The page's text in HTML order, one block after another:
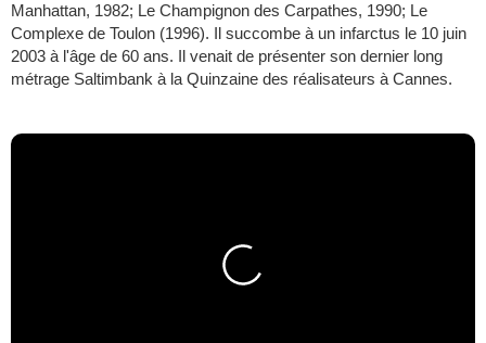
Manhattan, 1982; Le Champignon des Carpathes, 1990; Le
Complexe de Toulon (1996). Il succombe à un infarctus le 10 juin
2003 à l'âge de 60 ans. Il venait de présenter son dernier long
métrage Saltimbank à la Quinzaine des réalisateurs à Cannes.